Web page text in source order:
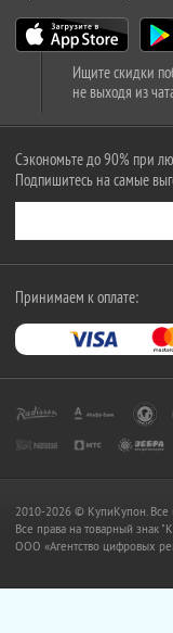
Ищите скидки
не выходя из
Сэкономьте до 90% при
Подпишитесь на самые
Принимаем к оплате:
2010-2026 © КупиКупон. Все
Все права на товарный знак
OOO «Агентство цифровых